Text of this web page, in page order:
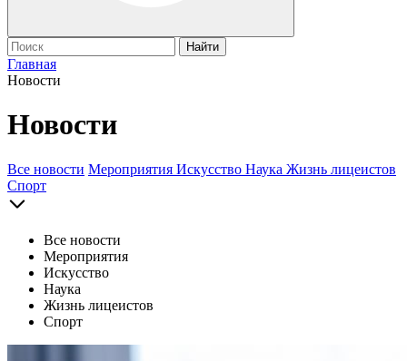
Найти
Главная
Новости
Новости
Все новости Мероприятия Искусство Наука Жизнь лицеистов
Спорт
Все новости
Мероприятия
Искусство
Наука
Жизнь лицеистов
Спорт